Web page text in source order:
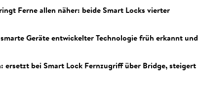
Ferne allen näher: beide Smart Locks vierter
Geräte entwickelter Technologie früh erkannt und
bei Smart Lock Fernzugriff über Bridge, steigert